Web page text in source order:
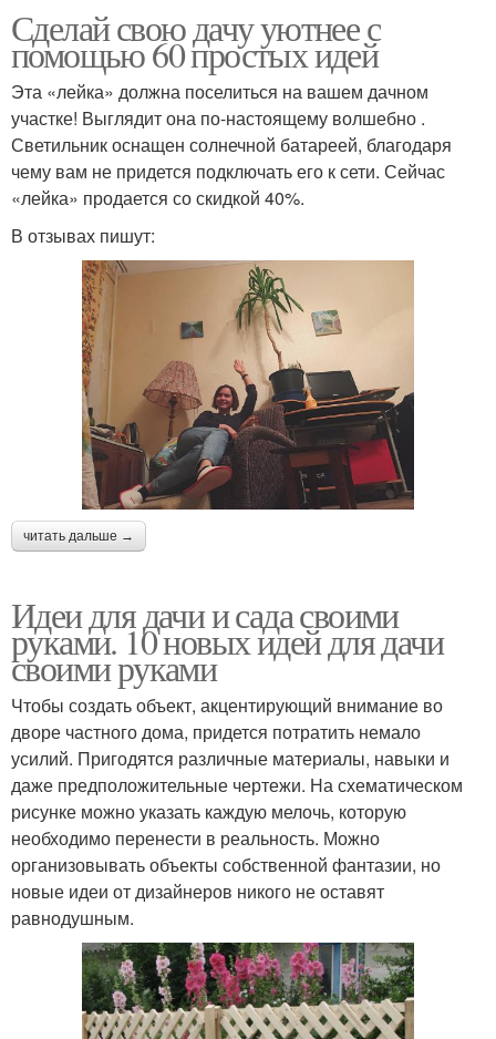
Сделай свою дачу уютнее с
помощью 60 простых идей
Эта «лейка» должна поселиться на вашем дачном
участке! Выглядит она по-настоящему волшебно .
Светильник оснащен солнечной батареей, благодаря
чему вам не придется подключать его к сети. Сейчас
«лейка» продается со скидкой 40%.
В отзывах пишут:
читать дальше →
Идеи для дачи и сада своими
руками. 10 новых идей для дачи
своими руками
Чтобы создать объект, акцентирующий внимание во
дворе частного дома, придется потратить немало
усилий. Пригодятся различные материалы, навыки и
даже предположительные чертежи. На схематическом
рисунке можно указать каждую мелочь, которую
необходимо перенести в реальность. Можно
организовывать объекты собственной фантазии, но
новые идеи от дизайнеров никого не оставят
равнодушным.